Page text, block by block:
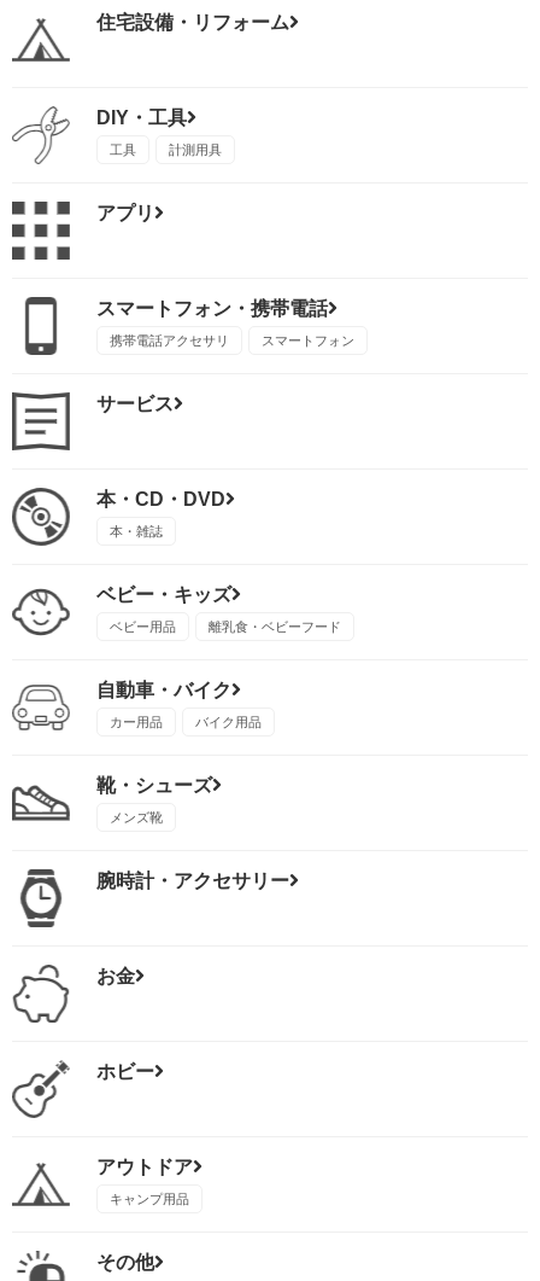
住宅設備・リフォーム
DIY・工具
工具 計測用具
アプリ
スマートフォン・携帯電話
携帯電話アクセサリ スマートフォン
サービス
本・CD・DVD
本・雑誌
ベビー・キッズ
ベビー用品 離乳食・ベビーフード
自動車・バイク
カー用品 バイク用品
靴・シューズ
メンズ靴
腕時計・アクセサリー
お金
ホビー
アウトドア
キャンプ用品
その他